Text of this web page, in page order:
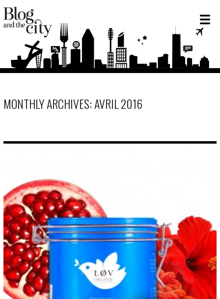
MONTHLY ARCHIVES: AVRIL 2016